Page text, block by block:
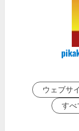
ウェブサ
す